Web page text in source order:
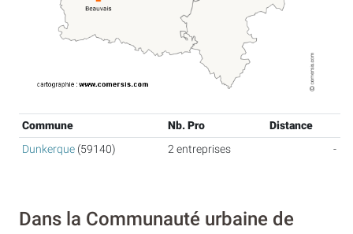
Commune Nb. Pro
Distance
Dunkerque (59140) 2 entreprises -
Dans la Communauté urbaine de